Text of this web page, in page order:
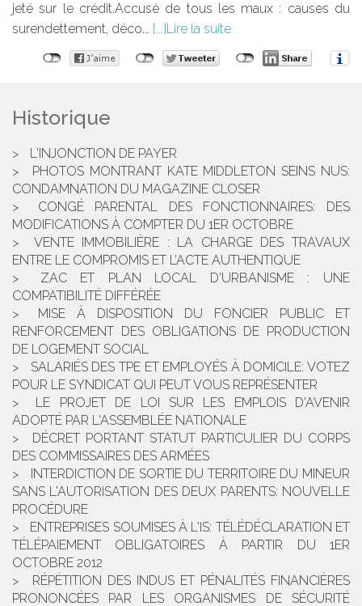
jeté sur le crédit.Accusé de tous les maux : causes du
surendettement, déco...
Lire la suite
Historique
L'INJONCTION DE PAYER
PHOTOS MONTRANT KATE MIDDLETON SEINS NUS:
CONDAMNATION DU MAGAZINE CLOSER
CONGÉ PARENTAL DES FONCTIONNAIRES: DES
MODIFICATIONS À COMPTER DU 1ER OCTOBRE
VENTE IMMOBILIÈRE : LA CHARGE DES TRAVAUX
ENTRE LE COMPROMIS ET L’ACTE AUTHENTIQUE
ZAC ET PLAN LOCAL D'URBANISME : UNE
COMPATIBILITÉ DIFFÉRÉE
MISE À DISPOSITION DU FONCIER PUBLIC ET
RENFORCEMENT DES OBLIGATIONS DE PRODUCTION
DE LOGEMENT SOCIAL
SALARIÉS DES TPE ET EMPLOYÉS À DOMICILE: VOTEZ
POUR LE SYNDICAT QUI PEUT VOUS REPRÉSENTER
LE PROJET DE LOI SUR LES EMPLOIS D'AVENIR
ADOPTÉ PAR L'ASSEMBLÉE NATIONALE
DÉCRET PORTANT STATUT PARTICULIER DU CORPS
DES COMMISSAIRES DES ARMÉES
INTERDICTION DE SORTIE DU TERRITOIRE DU MINEUR
SANS L'AUTORISATION DES DEUX PARENTS: NOUVELLE
PROCÉDURE
ENTREPRISES SOUMISES À L'IS: TÉLÉDÉCLARATION ET
TÉLÉPAIEMENT OBLIGATOIRES À PARTIR DU 1ER
OCTOBRE 2012
RÉPÉTITION DES INDUS ET PÉNALITÉS FINANCIÈRES
PRONONCÉES PAR LES ORGANISMES DE SÉCURITÉ